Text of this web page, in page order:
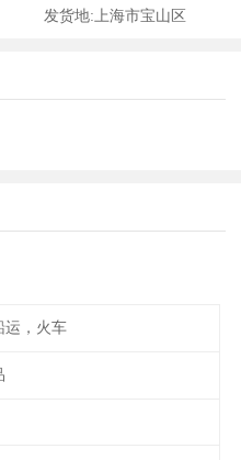
发货地: 上海市宝山区
运，火车